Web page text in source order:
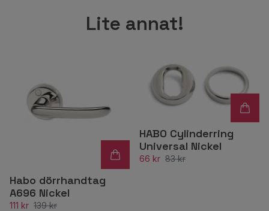
Lite annat!
Habo dörrhandtag
A696 Nickel
111 kr 139 kr
HABO Cylinderring
Universal Nickel
66 kr 83 kr